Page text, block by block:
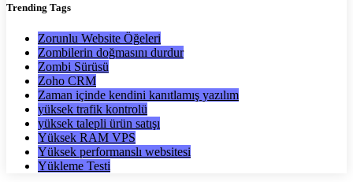
Trending Tags
Zorunlu Website Öğeleri
Zombilerin doğmasını durdur
Zombi Sürüsü
Zoho CRM
Zaman içinde kendini kanıtlamış yazılım
yüksek trafik kontrolü
yüksek talepli ürün satışı
Yüksek RAM VPS
Yüksek performanslı websitesi
Yükleme Testi